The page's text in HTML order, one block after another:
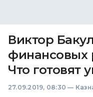
Виктор
финансовых
Что готовят
27.09.2019, 08:30 —